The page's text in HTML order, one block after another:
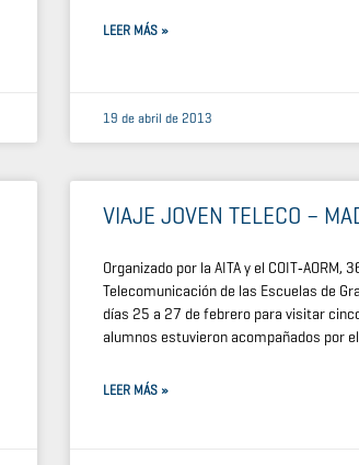
LEER MÁS »
19 de abril de 2013
VIAJE JOVEN TELECO –
Organizado por la AITA y el
Telecomunicación de las Escuelas de
días 25 a 27 de febrero para visitar
alumnos estuvieron acompañados por el
LEER MÁS »